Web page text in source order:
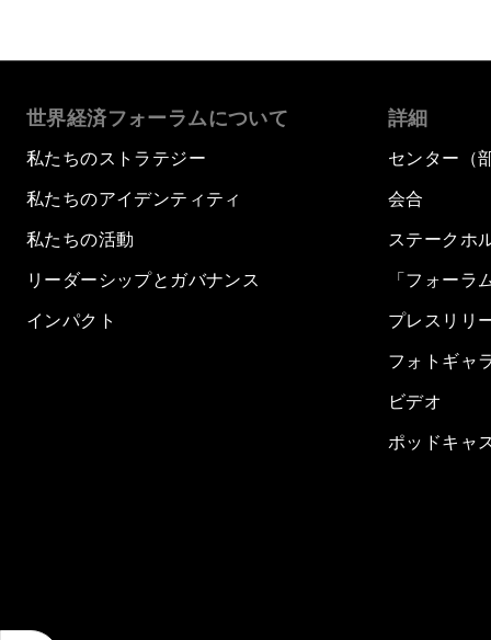
世界経済フォーラムについて
私たちのストラテジー
私たちのアイデンティティ
私たちの活動
リーダーシップとガバナンス
インパクト
詳細
センター（
会合
ステークホ
「フォーラ
プレスリリ
フォトギャ
ビデオ
ポッドキャ